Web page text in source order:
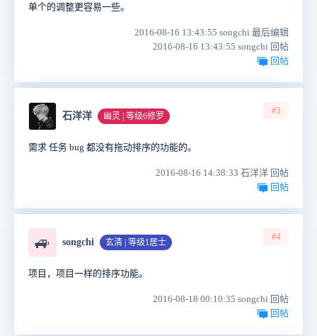
单个的调整更容易一些。
2016-08-16 13:43:55 songchi 最后编辑
2016-08-16 13:43:55 songchi 回帖
回帖
石洋洋 幽灵 | 等级6修罗
#3
需求 任务 bug 都没有拖动排序的功能的。
2016-08-16 14:38:33 石洋洋 回帖
回帖
🚙 songchi 玄清 | 等级1居士
#4
项目，项目一样的排序功能。
2016-08-18 00:10:35 songchi 回帖
回帖